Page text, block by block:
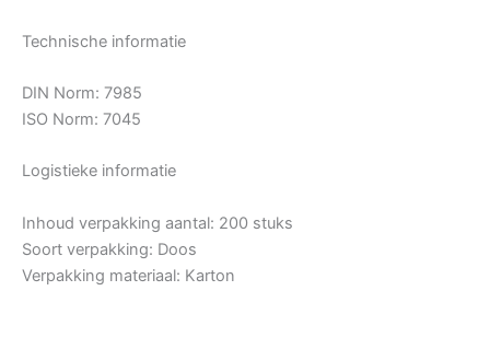
Technische informatie
DIN Norm: 7985
ISO Norm: 7045
Logistieke informatie
Inhoud verpakking aantal: 200 stuks
Soort verpakking: Doos
Verpakking materiaal: Karton